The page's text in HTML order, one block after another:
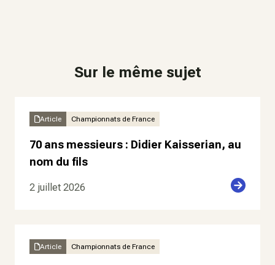
Sur le même sujet
Article Championnats de France
70 ans messieurs : Didier Kaisserian, au
nom du fils
2 juillet 2026
Article Championnats de France